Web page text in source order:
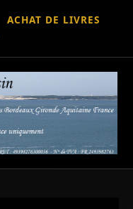
ACHAT DE LIVRES